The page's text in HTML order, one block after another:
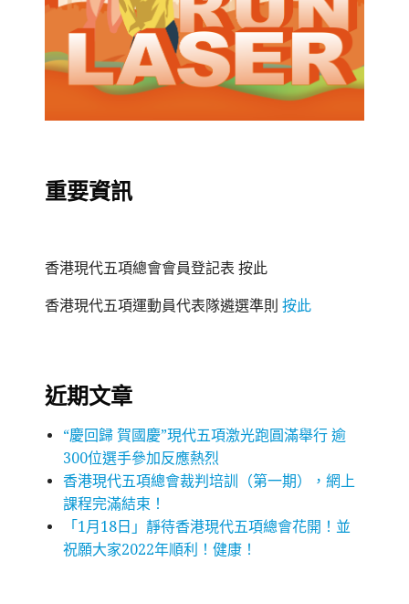
重要資訊
香港現代五項總會會員登記表 按此
香港現代五項運動員代表隊遴選準則 按此
近期文章
“慶回歸 賀國慶”現代五項激光跑圓滿舉行 逾
300位選手參加反應熱烈
香港現代五項總會裁判培訓（第一期），網上
課程完滿結束！
「1月18日」靜待香港現代五項總會花開！並
祝願大家2022年順利！健康！